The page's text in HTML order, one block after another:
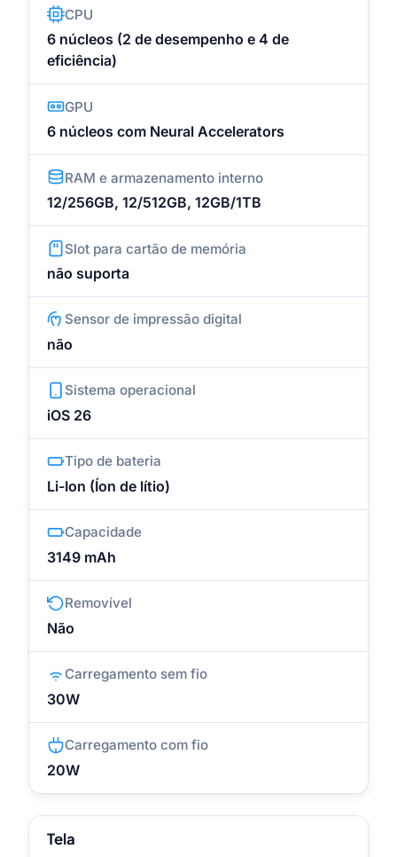
CPU
6 núcleos (2 de desempenho e 4 de
eficiência)
GPU
6 núcleos com Neural Accelerators
RAM e armazenamento interno
12/256GB, 12/512GB, 12GB/1TB
Slot para cartão de memória
não suporta
Sensor de impressão digital
não
Sistema operacional
iOS 26
Tipo de bateria
Li-Ion (Íon de lítio)
Capacidade
3149 mAh
Removível
Não
Carregamento sem fio
30W
Carregamento com fio
20W
Tela